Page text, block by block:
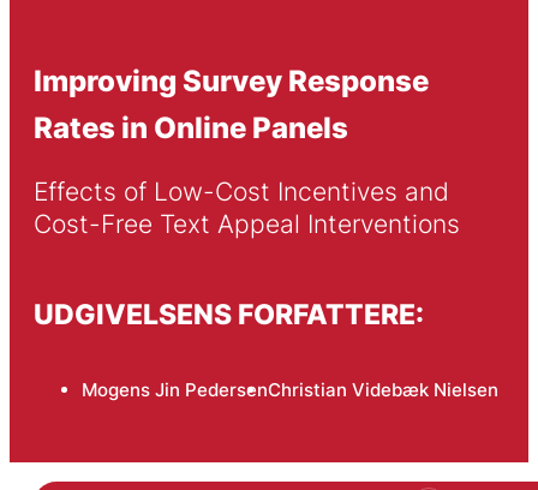
Improving Survey Response
Rates in Online Panels
Effects of Low-Cost Incentives and
Cost-Free Text Appeal Interventions
UDGIVELSENS FORFATTERE:
Mogens Jin PedersenChristian Videbæk Nielsen